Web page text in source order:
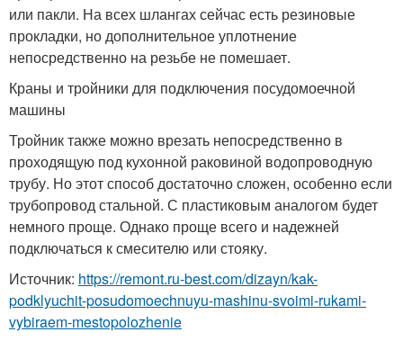
или пакли. На всех шлангах сейчас есть резиновые
прокладки, но дополнительное уплотнение
непосредственно на резьбе не помешает.
Краны и тройники для подключения посудомоечной
машины
Тройник также можно врезать непосредственно в
проходящую под кухонной раковиной водопроводную
трубу. Но этот способ достаточно сложен, особенно если
трубопровод стальной. С пластиковым аналогом будет
немного проще. Однако проще всего и надежней
подключаться к смесителю или стояку.
Источник: https://remont.ru-best.com/dizayn/kak-
podklyuchit-posudomoechnuyu-mashinu-svoimi-rukami-
vybiraem-mestopolozhenie